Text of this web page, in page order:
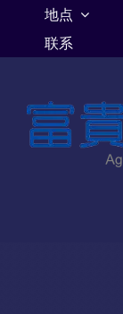
content
地点
联系